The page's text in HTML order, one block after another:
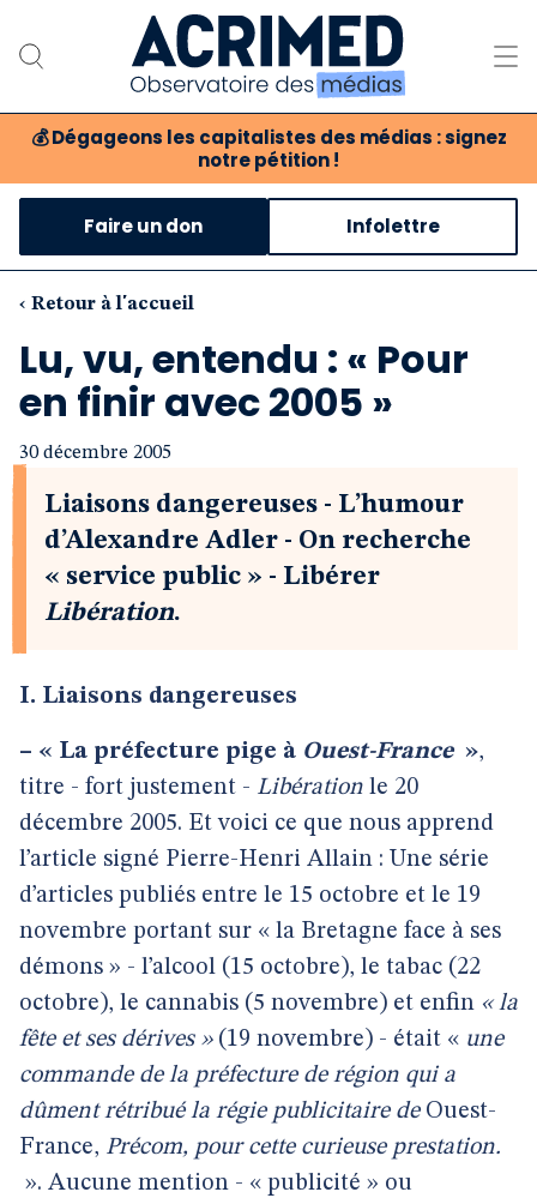
💰 Dégageons les capitalistes des médias : signez
notre pétition !
Notre association
Notre critique des médias
Nos propositions
Notre revue
Boutique
Faire un don Infolettre
‹ Retour à l'accueil
Lu, vu, entendu : « Pour
en finir avec 2005 »
30 décembre 2005
Liaisons dangereuses - L’humour
d’Alexandre Adler - On recherche
« service public » - Libérer
Libération.
I. Liaisons dangereuses
– « La préfecture pige à Ouest-France »,
titre - fort justement - Libération le 20
décembre 2005. Et voici ce que nous apprend
l’article signé Pierre-Henri Allain : Une série
d’articles publiés entre le 15 octobre et le 19
novembre portant sur « la Bretagne face à ses
démons » - l’alcool (15 octobre), le tabac (22
octobre), le cannabis (5 novembre) et enfin « la
fête et ses dérives »(19 novembre) - était « une
commande de la préfecture de région qui a
dûment rétribué la régie publicitaire de Ouest-
France, Précom, pour cette curieuse prestation.
». Aucune mention - « publicité » ou